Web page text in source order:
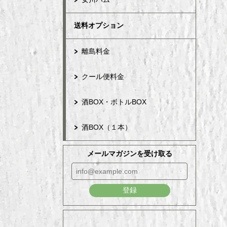
送料オプション
離島料金
クール便料金
酒BOX・ボトルBOX
酒BOX（１本）
メールマガジンを受け取る
登録